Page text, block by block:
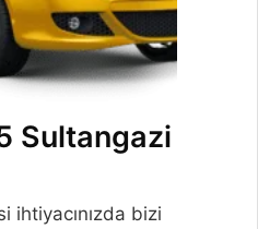
Sultangazi
ihtiyacınızda bizi